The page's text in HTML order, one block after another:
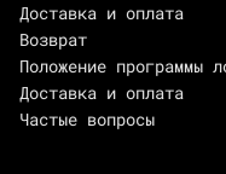
Доставка и оплата
Возврат
Положение программы
Доставка и оплата
Частые вопросы